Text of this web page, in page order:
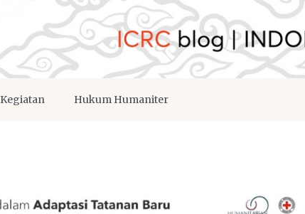
Kegiatan Hukum Humaniter